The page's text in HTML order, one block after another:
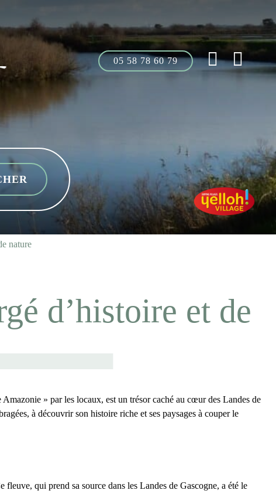
05 58 78 60 79
nature
d’histoire et de
Amazonie » par les locaux, est un trésor caché au cœur des Landes de
à découvrir son histoire riche et ses paysages à couper le
qui prend sa source dans les Landes de Gascogne, a été le